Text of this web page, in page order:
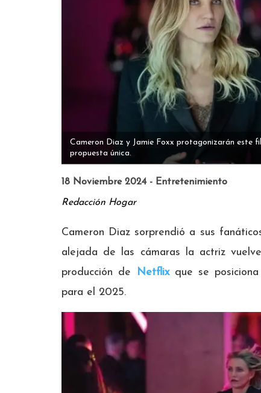
Cameron Diaz y Jamie Foxx protagonizarán este
propuesta única.
18 Noviembre 2024 - Entretenimiento
Redacción Hogar
Cameron Diaz sorprendió a sus
alejada de las cámaras la actriz
producción de
Netflixque se
para el 2025.